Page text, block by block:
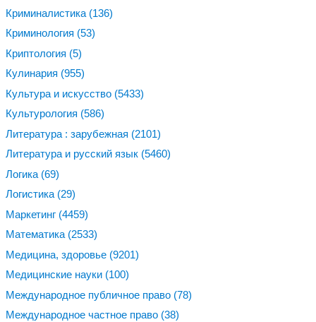
Криминалистика (136)
Криминология (53)
Криптология (5)
Кулинария (955)
Культура и искусство (5433)
Культурология (586)
Литература : зарубежная (2101)
Литература и русский язык (5460)
Логика (69)
Логистика (29)
Маркетинг (4459)
Математика (2533)
Медицина, здоровье (9201)
Медицинские науки (100)
Международное публичное право (78)
Международное частное право (38)